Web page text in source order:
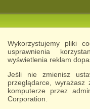
Wykorzystujemy pliki
usprawnienia
wyświetlenia reklam
Jeśli nie zmienisz
przeglądarce,
komputerze przez
Corporation.